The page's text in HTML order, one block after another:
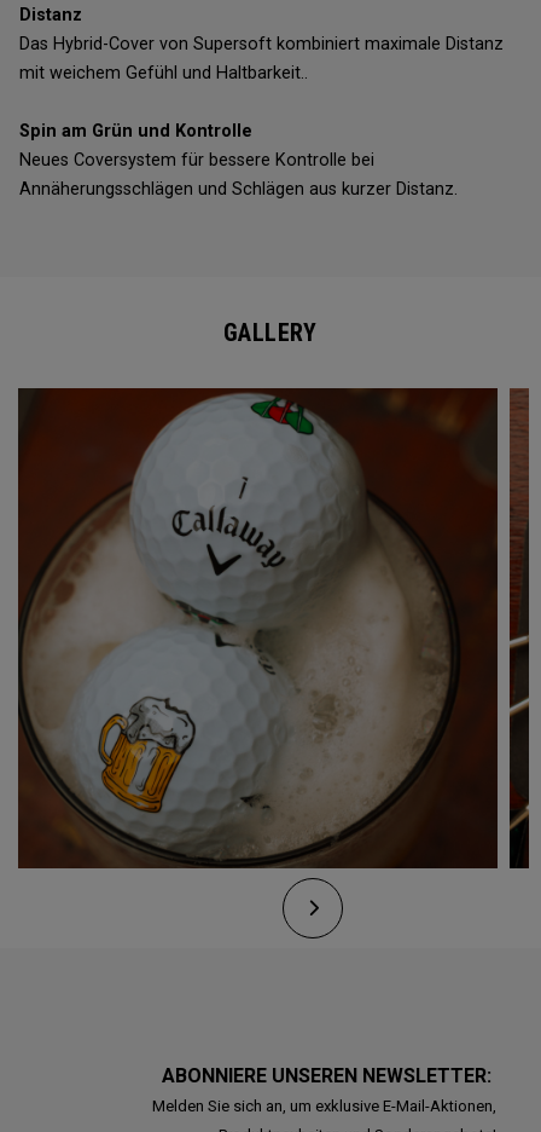
Distanz
Das Hybrid-Cover von Supersoft kombiniert maximale Distanz
mit weichem Gefühl und Haltbarkeit..
Spin am Grün und Kontrolle
Neues Coversystem für bessere Kontrolle bei
Annäherungsschlägen und Schlägen aus kurzer Distanz.
GALLERY
ABONNIERE UNSEREN NEWSLETTER:
Melden Sie sich an, um exklusive E-Mail-Aktionen,